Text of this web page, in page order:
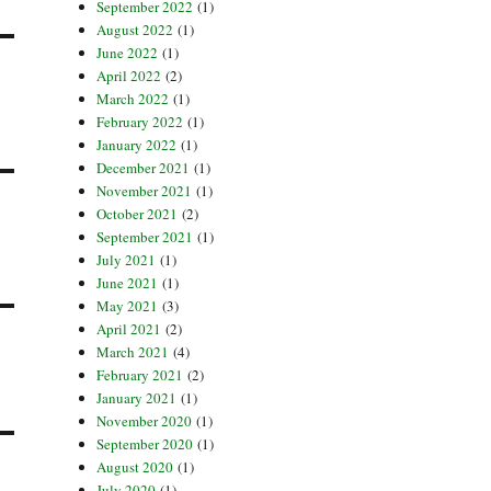
September 2022 (1)
August 2022 (1)
June 2022 (1)
April 2022 (2)
March 2022 (1)
February 2022 (1)
January 2022 (1)
December 2021 (1)
November 2021 (1)
October 2021 (2)
September 2021 (1)
July 2021 (1)
June 2021 (1)
May 2021 (3)
April 2021 (2)
March 2021 (4)
February 2021 (2)
January 2021 (1)
November 2020 (1)
September 2020 (1)
August 2020 (1)